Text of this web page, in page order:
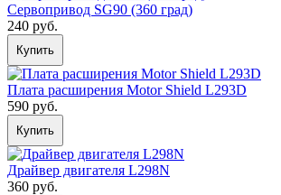
Сервопривод SG90 (360 град)
240 руб.
Купить
Плата расширения Motor Shield L293D
590 руб.
Купить
Драйвер двигателя L298N
360 руб.